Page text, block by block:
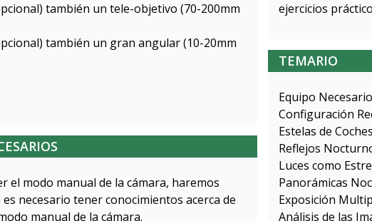
también un tele-objetivo (70-200mm
también un gran angular (10-20mm
el modo manual de la cámara, haremos
necesario tener conocimientos acerca de
manual de la cámara.
ejercicios
TEMARIO
Equipo Necesario
Configuración
Estelas de Coches
Reflejos
Luces como
Panorámicas
Exposición
Análisis de las